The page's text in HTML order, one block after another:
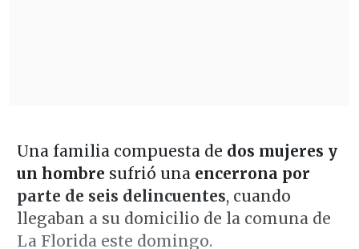
Una familia compuesta de dos mujeres y
un hombre sufrió una encerrona por
parte de seis delincuentes, cuando
llegaban a su domicilio de la comuna de
La Florida este domingo.